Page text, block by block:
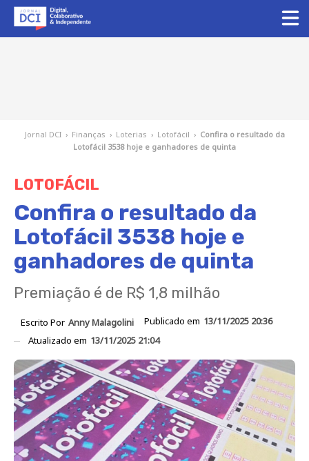
Jornal DCI › Finanças › Loterias › Lotofácil › Confira o resultado da
Lotofácil 3538 hoje e ganhadores de quinta
LOTOFÁCIL
Confira o resultado da
Lotofácil 3538 hoje e
ganhadores de quinta
Premiação é de R$ 1,8 milhão
Escrito Por Anny Malagolini Publicado em 13/11/2025 20:36
Atualizado em 13/11/2025 21:04